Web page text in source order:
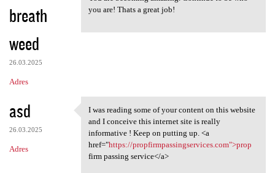
breath
weed
26.03.2025
Adres
you are! Thats a great job!
asd
26.03.2025
Adres
I was reading some of your
I was reading some of your content on this website
and I conceive this internet site is really
informative ! Keep on putting up. <a
href="https://propfirmpassingservices.com">prop
firm passing service</a>